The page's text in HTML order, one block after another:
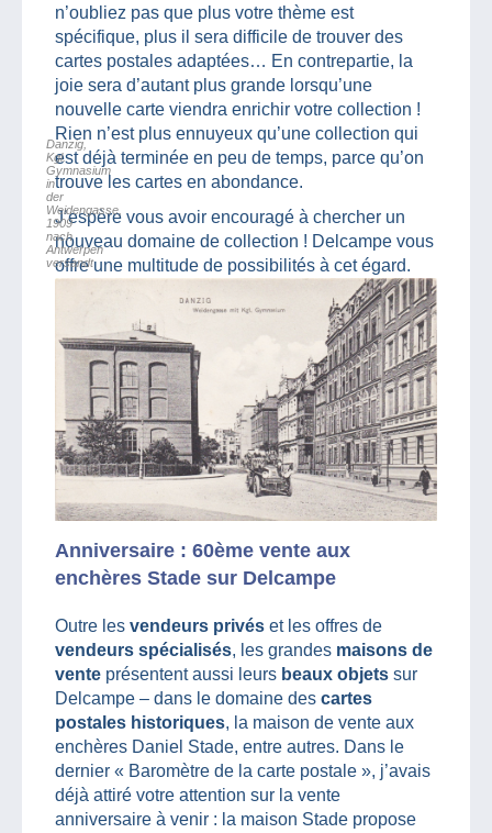
n’oubliez pas que plus votre thème est
spécifique, plus il sera difficile de trouver des
cartes postales adaptées… En contrepartie, la
joie sera d’autant plus grande lorsqu’une
nouvelle carte viendra enrichir votre collection !
Rien n’est plus ennuyeux qu’une collection qui
est déjà terminée en peu de temps, parce qu’on
trouve les cartes en abondance.
J’espère vous avoir encouragé à chercher un
nouveau domaine de collection ! Delcampe vous
offre une multitude de possibilités à cet égard.
Danzig,
Kgl.
Gymnasium
in
der
Weidengasse,
1909
nach
Antwerpen
versandt
Anniversaire : 60ème vente aux
enchères Stade sur Delcampe
Outre les vendeurs privés et les offres de
vendeurs spécialisés, les grandes maisons de
vente présentent aussi leurs beaux objets sur
Delcampe – dans le domaine des cartes
postales historiques, la maison de vente aux
enchères Daniel Stade, entre autres. Dans le
dernier « Baromètre de la carte postale », j’avais
déjà attiré votre attention sur la vente
anniversaire à venir : la maison Stade propose